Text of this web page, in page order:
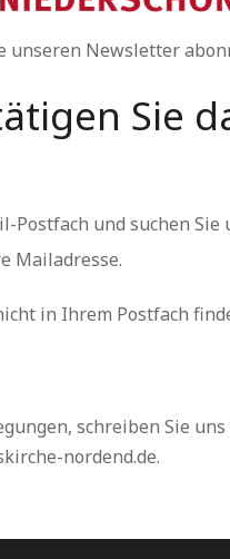
unseren Newsletter
Sie
Postfach und suchen Sie
Mailadresse.
in Ihrem Postfach
schreiben Sie
nordend.de.